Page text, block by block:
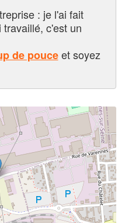
: je l'ai fait
c'est un
de pouceet soyez